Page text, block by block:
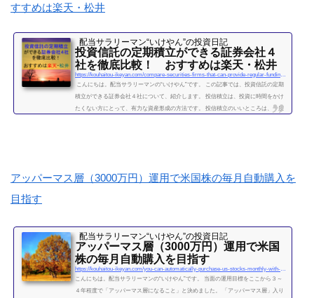
続きを読む
すすめは楽天・松井
配当サラリーマン“いけやん”の投資日記 ​
投資信託の定期積立ができる証券会社４
社を徹底比較！ おすすめは楽天・松井
こんにちは。配当サラリーマンの“いけやん”です。 この記事では、投資信託の定期
積立ができる証券会社４社について、紹介します。 投信積立は、投資に時間をかけ
たくない方にとって、有力な資産形成の方法です。 投信積立のいいところは、一度
続きを読む
アッパーマス層（3000万円）運用で米国株の毎月自動購入を
目指す
配当サラリーマン“いけやん”の投資日記 ​
アッパーマス層（3000万円）運用で米国
株の毎月自動購入を目指す
こんにちは。配当サラリーマンの“いけやん”です。 当面の運用目標をここから３～
４年程度で「アッパーマス層になること」と決めました。 「アッパーマス層」入り